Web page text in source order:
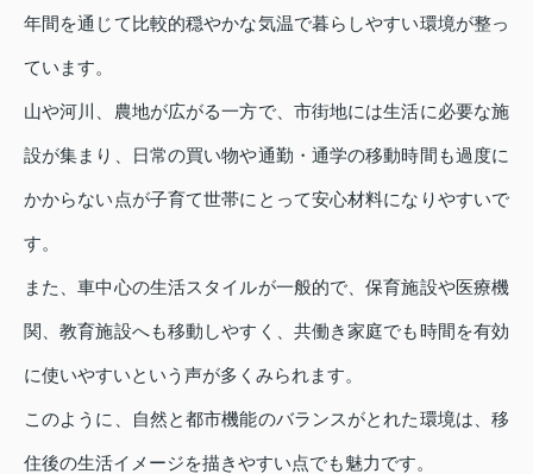
年間を通じて比較的穏やかな気温で暮らしやすい環境が整っ
ています。
山や河川、農地が広がる一方で、市街地には生活に必要な施
設が集まり、日常の買い物や通勤・通学の移動時間も過度に
かからない点が子育て世帯にとって安心材料になりやすいで
す。
また、車中心の生活スタイルが一般的で、保育施設や医療機
関、教育施設へも移動しやすく、共働き家庭でも時間を有効
に使いやすいという声が多くみられます。
このように、自然と都市機能のバランスがとれた環境は、移
住後の生活イメージを描きやすい点でも魅力です。